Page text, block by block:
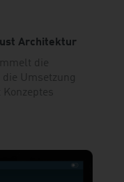
Architektur
die
Umsetzung